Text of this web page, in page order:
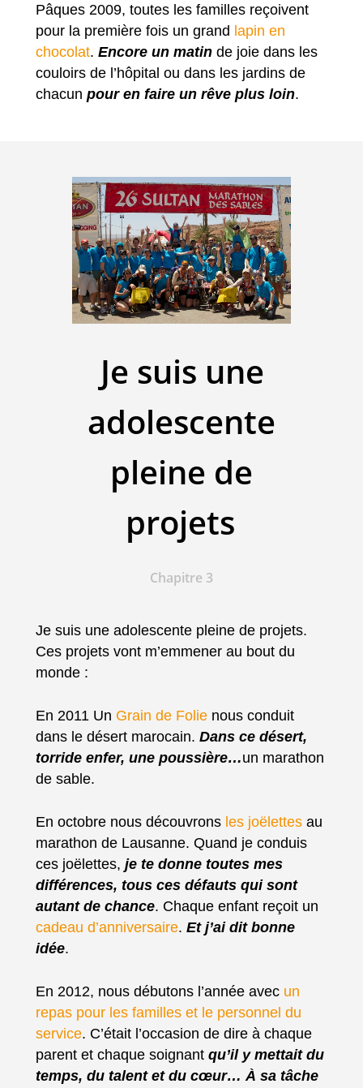
Pâques 2009, toutes les familles reçoivent
pour la première fois un grand lapin en
chocolat. Encore un matinde joie dans les
couloirs de l’hôpital ou dans les jardins de
chacun pour en faire un rêve plus loin.
Je suis une
adolescente
pleine de
projets
Chapitre 3
Je suis une adolescente pleine de projets.
Ces projets vont m’emmener au bout du
monde :
En 2011 Un Grain de Folienous conduit
dans le désert marocain. Dans ce désert,
torride enfer, une poussière…un marathon
de sable.
En octobre nous découvrons les joëlettesau
marathon de Lausanne. Quand je conduis
ces joëlettes, je te donne toutes mes
différences, tous ces défauts qui sont
autant de chance. Chaque enfant reçoit un
cadeau d’anniversaire. Et j’ai dit bonne
idée.
En 2012, nous débutons l’année avec un
repas pour les familles et le personnel du
service. C’était l’occasion de dire à chaque
parent et chaque soignant qu’il y mettait du
temps, du talent et du cœur… À sa tâche